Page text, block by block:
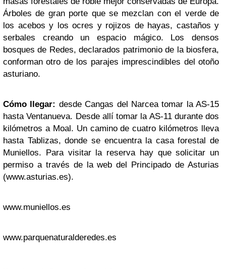
Árboles de gran porte que se mezclan con el verde de
los acebos y los ocres y rojizos de hayas, castaños y
serbales creando un espacio mágico. Los densos
bosques de Redes, declarados patrimonio de la biosfera,
conforman otro de los parajes imprescindibles del otoño
asturiano.
Cómo llegar: desde Cangas del Narcea tomar la AS-15
hasta Ventanueva. Desde allí tomar la AS-11 durante dos
kilómetros a Moal. Un camino de cuatro kilómetros lleva
hasta Tablizas, donde se encuentra la casa forestal de
Muniellos. Para visitar la reserva hay que solicitar un
permiso a través de la web del Principado de Asturias
(www.asturias.es).
www.muniellos.es
www.parquenaturalderedes.es